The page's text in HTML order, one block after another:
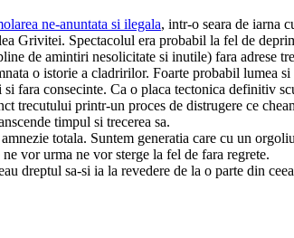
ne-anuntata si ilegala, intr-o seara de iarna
Grivitei. Spectacolul era probabil la fel de
de amintiri nesolicitate si inutile) fara adrese
o istorie a cladririlor. Foarte probabil lumea
fara consecinte. Ca o placa tectonica definitiv
trecutului printr-un proces de distrugere ce
timpul si trecerea sa.
totala. Suntem generatia care cu un
vor urma ne vor sterge la fel de fara regrete.
dreptul sa-si ia la revedere de la o parte din